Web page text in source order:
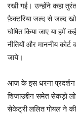
रखी गई। उन्होंने कहा
फ़ैक्टरिया जल्द से जल्द
घोषित किया जाए या
नीतियों और माननीय
जाये।
आज के इस धरना प्रदर्शन
शिजाउद्दीन समेत सेकड़ो
सेकेट्री ललित गोयल ने की